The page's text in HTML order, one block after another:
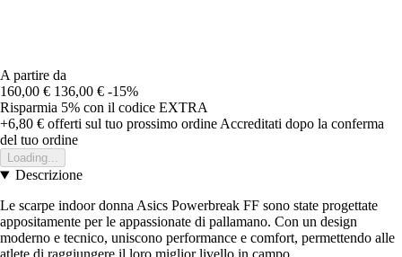
A partire da
160,00 € 136,00 € -15%
Risparmia 5% con il codice EXTRA
+6,80 € offerti sul tuo prossimo ordine Accreditati dopo la conferma
del tuo ordine
Loading...
Descrizione
Le scarpe indoor donna Asics Powerbreak FF sono state progettate
appositamente per le appassionate di pallamano. Con un design
moderno e tecnico, uniscono performance e comfort, permettendo alle